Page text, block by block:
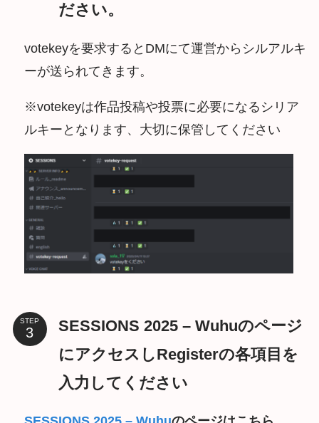
ださい。
votekeyを要求するとDMにて運営からシルアルキ
ーが送られてきます。
※votekeyは作品投稿や投票に必要になるシリア
ルキーとなります、大切に保管してください
STEP
SESSIONS 2025 – Wuhuのページ
にアクセスしRegisterの各項目を
入力してください